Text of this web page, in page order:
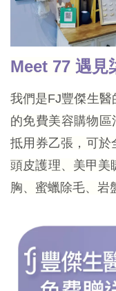
Meet 77 遇見
我們是FJ豐傑生
的免費美容購物
抵用券乙張，可於
頭皮護理、美甲美
胸、蜜蠟除毛、岩